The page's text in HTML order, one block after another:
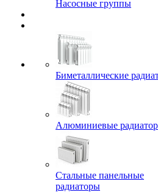
Насосные группы
Биметаллические
Алюминиевые
Стальные панельные
радиаторы